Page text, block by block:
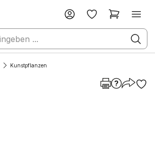
Kunstpflanzen